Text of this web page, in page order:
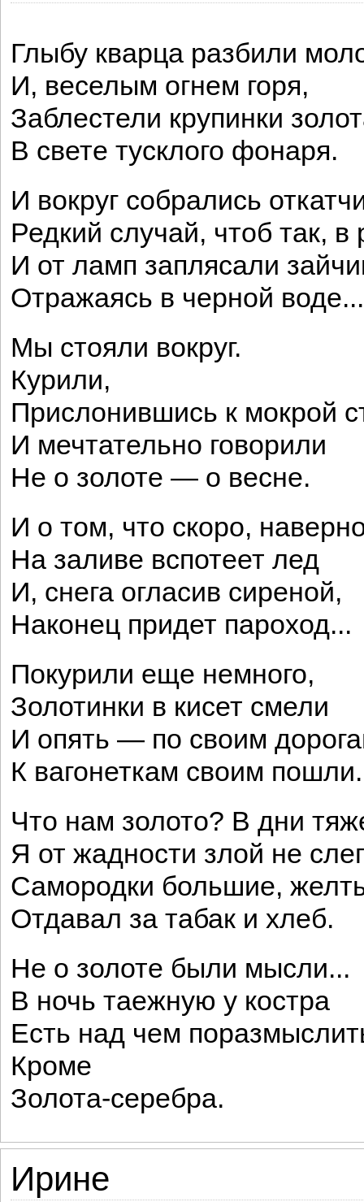
Глыбу кварца разбили
И, веселым огнем горя,
Заблестели крупинки
В свете тусклого фонаря.
И вокруг собрались
Редкий случай, чтоб так, в
И от ламп заплясали
Отражаясь в черной воде...
Мы стояли вокруг.
Курили,
Прислонившись к мокрой
И мечтательно говорили
Не о золоте — о весне.
И о том, что скоро,
На заливе вспотеет лед
И, снега огласив сиреной,
Наконец придет пароход...
Покурили еще немного,
Золотинки в кисет смели
И опять — по своим
К вагонеткам своим пошли.
Что нам золото? В дни
Я от жадности злой не
Самородки большие,
Отдавал за табак и хлеб.
Не о золоте были мысли...
В ночь таежную у костра
Есть над чем
Кроме
Золота-серебра.
Ирине